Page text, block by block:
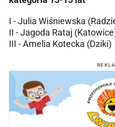
I - Julia Wiśniewska
II - Jagoda Rataj
III - Amelia Kotecka (Dziki)